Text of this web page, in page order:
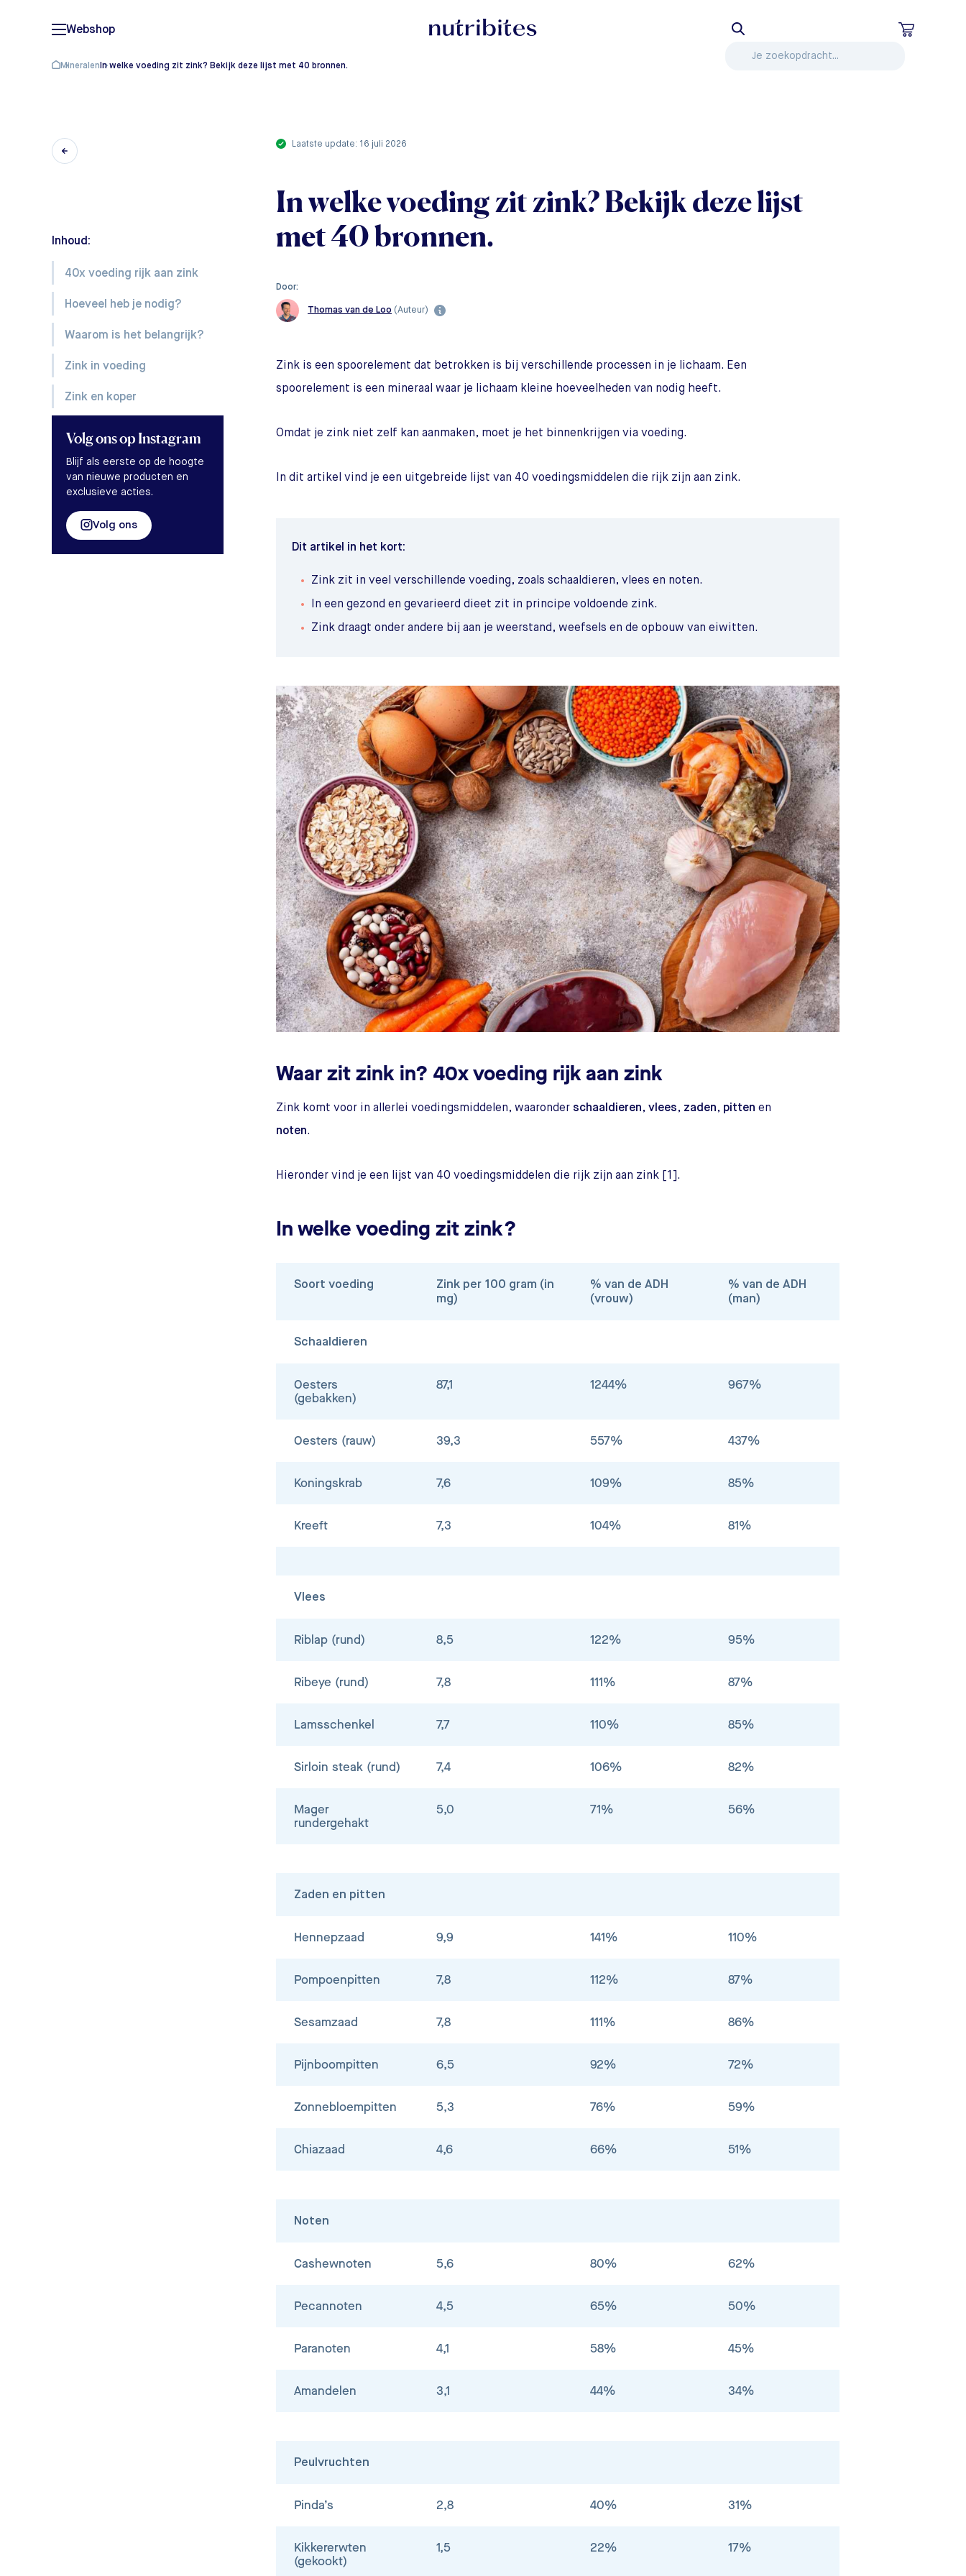
Webshop
Mineralen In welke voeding zit zink? Bekijk deze lijst met 40 bronnen.
Inhoud:
40x voeding rijk aan zink
Hoeveel heb je nodig?
Waarom is het belangrijk?
Zink in voeding
Zink en koper
Volg onsop Instagram
Blijf als eerste op de hoogte
van nieuwe producten en
exclusieve acties.
Volg ons
laatste update: 16 juli 2026
In welke voeding zit zink? Bekijk deze lijst
met 40 bronnen.
Door:
Thomas van de Loo (Auteur)
Zink is een spoorelement dat betrokken is bij verschillende processen in je lichaam. Een
spoorelement is een mineraal waar je lichaam kleine hoeveelheden van nodig heeft.
Omdat je zink niet zelf kan aanmaken, moet je het binnenkrijgen via voeding.
In dit artikel vind je een uitgebreide lijst van 40 voedingsmiddelen die rijk zijn aan zink.
Dit artikel in het kort:
Zink zit in veel verschillende voeding, zoals schaaldieren, vlees en noten.
In een gezond en gevarieerd dieet zit in principe voldoende zink.
Zink draagt onder andere bij aan je weerstand, weefsels en de opbouw van eiwitten.
Waar zit zink in? 40x voeding rijk aan zink
Zink komt voor in allerlei voedingsmiddelen, waaronder schaaldieren, vlees, zaden, pitten en
noten.
Hieronder vind je een lijst van 40 voedingsmiddelen die rijk zijn aan zink [1].
In welke voeding zit zink?
Soort voeding
Zink per 100 gram (in
mg)
% van de ADH
(vrouw)
% van de ADH
(man)
Schaaldieren
Oesters
(gebakken)
87,1 1244% 967%
Oesters (rauw) 39,3 557% 437%
Koningskrab 7,6 109% 85%
Kreeft 7,3 104% 81%
Vlees
Riblap (rund) 8,5 122% 95%
Ribeye (rund) 7,8 111% 87%
Lamsschenkel 7,7 110% 85%
Sirloin steak (rund) 7,4 106% 82%
Mager
rundergehakt
5,0 71% 56%
Zaden en pitten
Hennepzaad 9,9 141% 110%
Pompoenpitten 7,8 112% 87%
Sesamzaad 7,8 111% 86%
Pijnboompitten 6,5 92% 72%
Zonnebloempitten 5,3 76% 59%
Chiazaad 4,6 66% 51%
Noten
Cashewnoten 5,6 80% 62%
Pecannoten 4,5 65% 50%
Paranoten 4,1 58% 45%
Amandelen 3,1 44% 34%
Peulvruchten
Pinda’s 2,8 40% 31%
Kikkererwten
(gekookt)
1,5 22% 17%